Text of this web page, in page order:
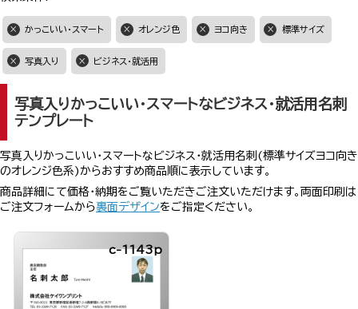
かっこいい・スマート オレンジ色 ヨコ向き 標準サイズ
写真入り ビジネス・就活用
写真入りかっこいい・スマートなビジネス・就活用名刺
テンプレート
写真入りかっこいい・スマートなビジネス・就活用名刺(標準サイズヨコ向き
のオレンジ色系)からおすすめ商品順に表示しています。
商品詳細にて価格・納期をご覧いただきご注文いただけます。両面印刷は
ご注文フォームから裏面デザインをご指定ください。
c-1143p